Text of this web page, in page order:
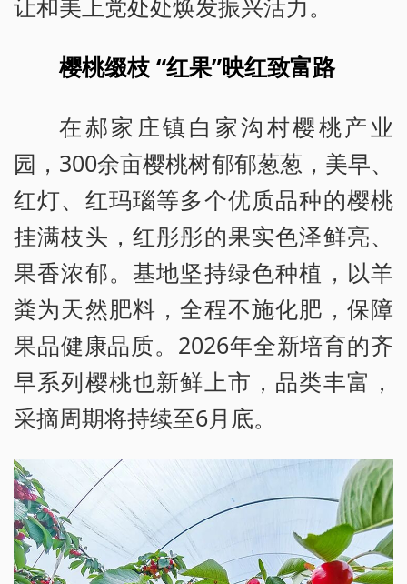
让和美上党处处焕发振兴活力。
樱桃缀枝 “红果”映红致富路
在郝家庄镇白家沟村樱桃产业
园，300余亩樱桃树郁郁葱葱，美早、
红灯、红玛瑙等多个优质品种的樱桃
挂满枝头，红彤彤的果实色泽鲜亮、
果香浓郁。基地坚持绿色种植，以羊
粪为天然肥料，全程不施化肥，保障
果品健康品质。2026年全新培育的齐
早系列樱桃也新鲜上市，品类丰富，
采摘周期将持续至6月底。